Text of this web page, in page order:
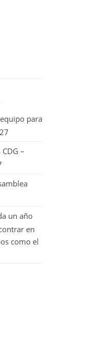
para
–
un año
en
como el